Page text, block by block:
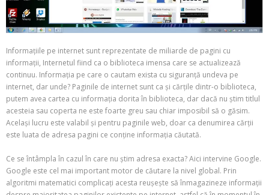
Informațiile pe internet sunt reprezentate de miliarde de pagini cu
informații, Internetul fiind ca o biblioteca imensa care se actualizează
continuu. Informația pe care o cautam exista cu siguranță undeva pe
internet, dar unde? Paginile de internet sunt ca și cărțile dintr-o biblioteca,
putem avea cartea cu informația dorita în biblioteca, dar dacă nu știm titlul
acesteia sau coperta ne este foarte greu sau chiar imposibil să o găsim.
Același lucru este valabil și pentru paginile web, doar ca denumirea cărții
este luata de adresa pagini ce conține informația căutată.
Ce se întâmpla în cazul în care nu știm adresa exacta? Aici intervine Google.
Google este cel mai important motor de căutare la nivel global. Prin
algoritmi matematici complicați acesta reușește să înmagazineze informații